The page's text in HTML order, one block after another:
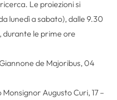
Le proiezioni si
lunedì a sabato), dalle 9.30
durante le prime ore
de Majoribus, 04
Augusto Curi, 17 –